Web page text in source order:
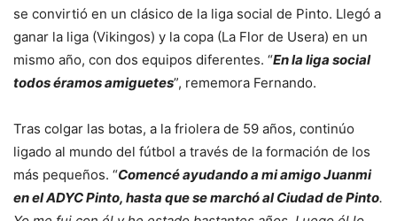
se convirtió en un clásico de la liga social de Pinto. Llegó a
ganar la liga (Vikingos) y la copa (La Flor de Usera) en un
mismo año, con dos equipos diferentes. “En la liga social
todos éramos amiguetes”, rememora Fernando.
Tras colgar las botas, a la friolera de 59 años, continúo
ligado al mundo del fútbol a través de la formación de los
más pequeños. “Comencé ayudando a mi amigo Juanmi
en el ADYC Pinto, hasta que se marchó al Ciudad de Pinto.